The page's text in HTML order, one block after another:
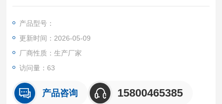
血清、血浆、组织匀浆、细胞裂解液、细胞培养上清等各类生物
特异性
本试剂盒特异性检测小鼠样本中EGF样域蛋白7(EGFL7)，且与
其他类似蛋白无明显交叉反应。
重复性
试剂盒组成及保存
见说明书
产品型号：
更新时间：2026-05-09
厂商性质：生产厂家
访问量：63
产品咨询 15800465385